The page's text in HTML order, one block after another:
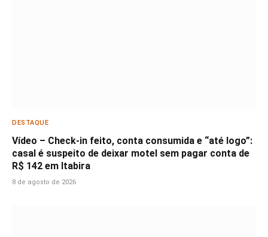
DESTAQUE
Vídeo – Check-in feito, conta consumida e “até logo”:
casal é suspeito de deixar motel sem pagar conta de
R$ 142 em Itabira
8 de agosto de 2026